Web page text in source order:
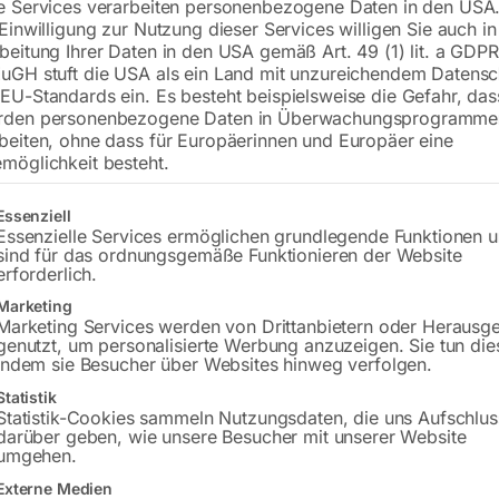
€ 720,00
inkl. MwSt. zzgl.Versandkosten
Lieferzeit:ca. 2 - 3 Tage
Bitte beachten Sie: Die Versandkosten
In den
Sie haben
Gerne
Services verarbeiten personenbezogene Daten in den
zur Nutzung dieser Services willigen Sie auch
Ihrer Daten in den USA gemäß Art. 49 (1) lit. a
stuft die USA als ein Land mit unzureichendem
Standards ein. Es besteht beispielsweise die Gefahr,
personenbezogene Daten in
ohne dass für Europäerinnen und Europäer eine
besteht.
eine Liste der Service-Gruppen, für die eine Einwilligung erteilt
Services ermöglichen grundlegende Funktionen
für das ordnungsgemäße Funktionieren der Website
Services werden von Drittanbietern oder
um personalisierte Werbung anzuzeigen. Sie tun
sie Besucher über Websites hinweg verfolgen.
Cookies sammeln Nutzungsdaten, die uns
geben, wie unsere Besucher mit unserer Website
Medien